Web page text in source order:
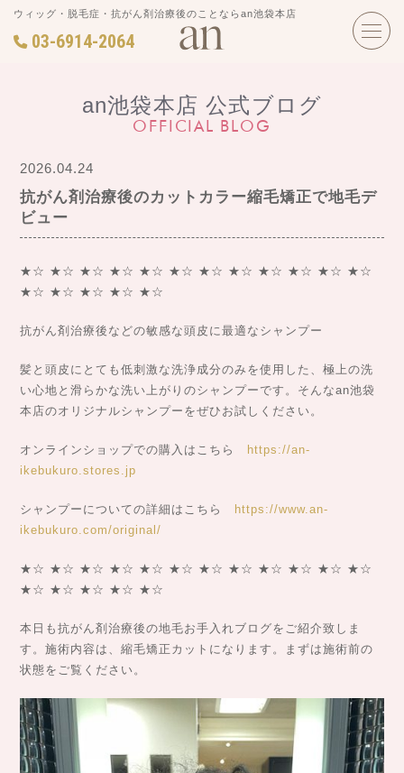
ウィッグ・脱毛症・抗がん剤治療後のことならan池袋本店
03-6914-2064
OFFICIAL BLOG
an池袋本店 公式ブログ
2026.04.24
抗がん剤治療後のカットカラー縮毛矯正で地毛デ
ビュー
★☆ ★☆ ★☆ ★☆ ★☆ ★☆ ★☆ ★☆ ★☆ ★☆ ★☆ ★☆
★☆ ★☆ ★☆ ★☆ ★☆
抗がん剤治療後などの敏感な頭皮に最適なシャンプー
髪と頭皮にとても低刺激な洗浄成分のみを使用した、極上の洗
い心地と滑らかな洗い上がりのシャンプーです。そんなan池袋
本店のオリジナルシャンプーをぜひお試しください。
オンラインショップでの購入はこちら https://an-
ikebukuro.stores.jp
シャンプーについての詳細はこちら https://www.an-
ikebukuro.com/original/
★☆ ★☆ ★☆ ★☆ ★☆ ★☆ ★☆ ★☆ ★☆ ★☆ ★☆ ★☆
★☆ ★☆ ★☆ ★☆ ★☆
本日も抗がん剤治療後の地毛お手入れブログをご紹介致しま
す。施術内容は、縮毛矯正カットになります。まずは施術前の
状態をご覧ください。